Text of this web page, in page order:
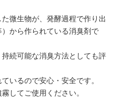
微生物が、発酵過程で作り出
から作られている消臭剤で
続可能な消臭方法としても評
いるので安心・安全です。
してご使用ください。